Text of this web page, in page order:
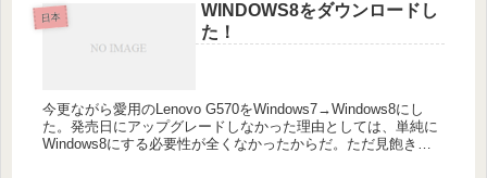
日本
WINDOWS8をダウンロードし
た！
今更ながら愛用のLenovo G570をWindows7→Windows8にし
た。発売日にアップグレードしなかった理由としては、単純に
Windows8にする必要性が全くなかったからだ。ただ見飽きた